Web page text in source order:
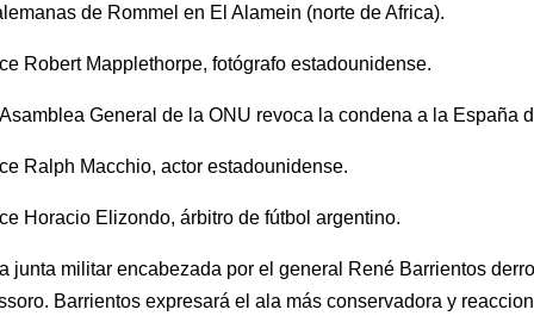
de Rommel en El Alamein (norte de Africa).
Robert Mapplethorpe, fotógrafo estadounidense.
General de la ONU revoca la condena a la España
Ralph Macchio, actor estadounidense.
Horacio Elizondo, árbitro de fútbol argentino.
junta militar encabezada por el general René Barrientos
Barrientos expresará el ala más conservadora y